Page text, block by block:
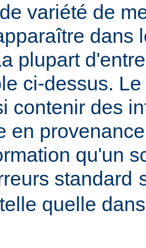
variété de
dans
plupart
ci-dessus.
contenir des
en
qu'un
standard
quelle